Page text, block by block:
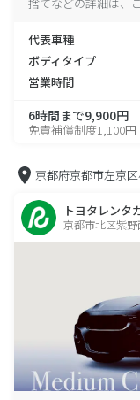
代表車種
ボディタイプ
営業時間
6時間まで9,900円
免責補償制度1,100円
京都府京都市左京
トヨタレンタ
京都市北区紫